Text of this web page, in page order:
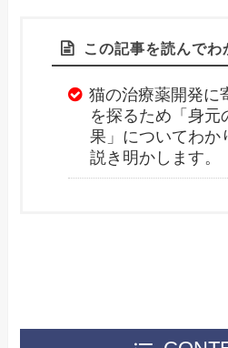
この記事を読んでわ
猫の治療薬開発に
を探るため「身元
果」についてわか
説き明かします。